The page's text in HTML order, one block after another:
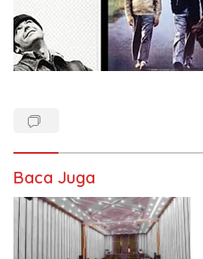
Baca Juga